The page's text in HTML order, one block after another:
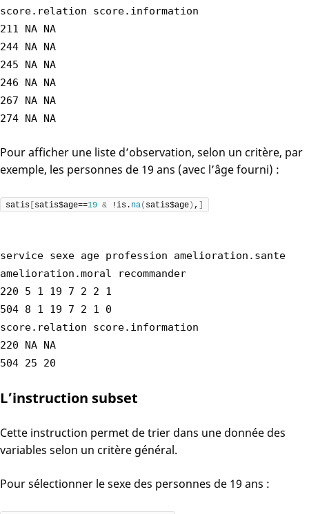
score.relation score.information
211 NA NA
244 NA NA
245 NA NA
246 NA NA
267 NA NA
274 NA NA
Pour afficher une liste d’observation, selon un critère, par
exemple, les personnes de 19 ans (avec l’âge fourni) :
satis satis$age==19 & !is. na( satis$age ) ,
service sexe age profession amelioration.sante
amelioration.moral recommander
220 5 1 19 7 2 2 1
504 8 1 19 7 2 1 0
score.relation score.information
220 NA NA
504 25 20
L’instruction subset
Cette instruction permet de trier dans une donnée des
variables selon un critère général.
Pour sélectionner le sexe des personnes de 19 ans :